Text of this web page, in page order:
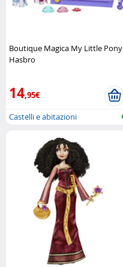
Boutique Magica My Little Pony
Hasbro
14,95€
Castelli e abitazioni